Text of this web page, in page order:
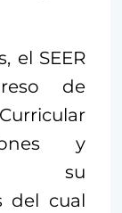
el SEER
de
y
su
del cual